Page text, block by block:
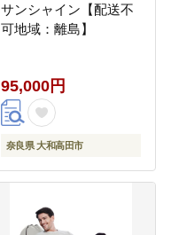
サンシャイン【配送不
可地域：離島】
95,000円
奈良県 大和高田市